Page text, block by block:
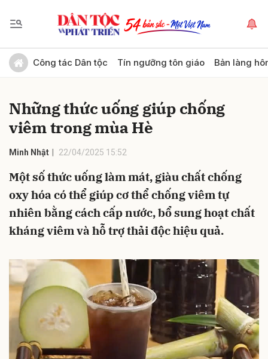
Công tác Dân tộc Tín ngưỡng tôn giáo Bản làng
Những thức uống giúp chống
viêm trong mùa Hè
Minh Nhật 22/04/2025 15:52
Một số thức uống làm mát, giàu chất chống
oxy hóa có thể giúp cơ thể chống viêm tự
nhiên bằng cách cấp nước, bổ sung hoạt chất
kháng viêm và hỗ trợ thải độc hiệu quả.
Gửi bình luận
Hủy Gửi